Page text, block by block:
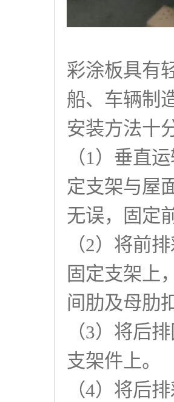
彩涂板具有
船、车辆制
安装方法十
（1）垂直
定支架与屋
无误，固定
（2）将前
固定支架上
间肋及母肋
（3）将后
支架件上。
（4）将后